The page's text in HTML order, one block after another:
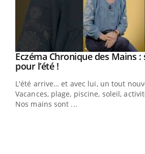
Youtube
Eczéma Chronique des Mains
pour l’été !Youtube
L'été arrive… et avec lui, un tout
Vacances, plage, piscine, soleil,
Nos mains sont ...